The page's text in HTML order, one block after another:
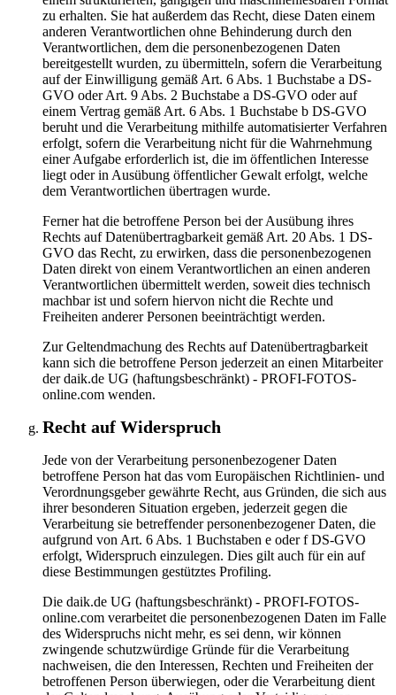
zu erhalten. Sie hat außerdem das Recht, diese Daten einem
anderen Verantwortlichen ohne Behinderung durch den
Verantwortlichen, dem die personenbezogenen Daten
bereitgestellt wurden, zu übermitteln, sofern die Verarbeitung
auf der Einwilligung gemäß Art. 6 Abs. 1 Buchstabe a DS-
GVO oder Art. 9 Abs. 2 Buchstabe a DS-GVO oder auf
einem Vertrag gemäß Art. 6 Abs. 1 Buchstabe b DS-GVO
beruht und die Verarbeitung mithilfe automatisierter Verfahren
erfolgt, sofern die Verarbeitung nicht für die Wahrnehmung
einer Aufgabe erforderlich ist, die im öffentlichen Interesse
liegt oder in Ausübung öffentlicher Gewalt erfolgt, welche
dem Verantwortlichen übertragen wurde.
Ferner hat die betroffene Person bei der Ausübung ihres
Rechts auf Datenübertragbarkeit gemäß Art. 20 Abs. 1 DS-
GVO das Recht, zu erwirken, dass die personenbezogenen
Daten direkt von einem Verantwortlichen an einen anderen
Verantwortlichen übermittelt werden, soweit dies technisch
machbar ist und sofern hiervon nicht die Rechte und
Freiheiten anderer Personen beeinträchtigt werden.
Zur Geltendmachung des Rechts auf Datenübertragbarkeit
kann sich die betroffene Person jederzeit an einen Mitarbeiter
der daik.de UG (haftungsbeschränkt) - PROFI-FOTOS-
online.com wenden.
Recht auf Widerspruch
Jede von der Verarbeitung personenbezogener Daten
betroffene Person hat das vom Europäischen Richtlinien- und
Verordnungsgeber gewährte Recht, aus Gründen, die sich aus
ihrer besonderen Situation ergeben, jederzeit gegen die
Verarbeitung sie betreffender personenbezogener Daten, die
aufgrund von Art. 6 Abs. 1 Buchstaben e oder f DS-GVO
erfolgt, Widerspruch einzulegen. Dies gilt auch für ein auf
diese Bestimmungen gestütztes Profiling.
Die daik.de UG (haftungsbeschränkt) - PROFI-FOTOS-
online.com verarbeitet die personenbezogenen Daten im Falle
des Widerspruchs nicht mehr, es sei denn, wir können
zwingende schutzwürdige Gründe für die Verarbeitung
nachweisen, die den Interessen, Rechten und Freiheiten der
betroffenen Person überwiegen, oder die Verarbeitung dient